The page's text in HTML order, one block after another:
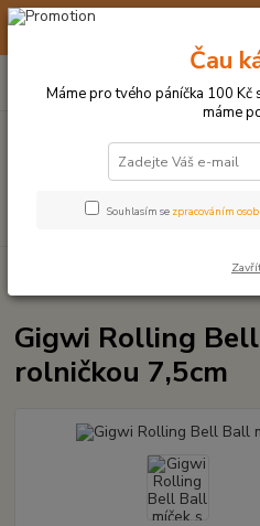
☀️ 10. - 14. SRPNA 2026 MÁME
po–pá: 9–17 hod.
MÍČKY, APORTY, TALÍŘE,
Gigwi Rolling
rolničkou 7,5cm
Čau
Máme pro tvého páníčka 100 Kč
máme
Souhlasím se zpracováním